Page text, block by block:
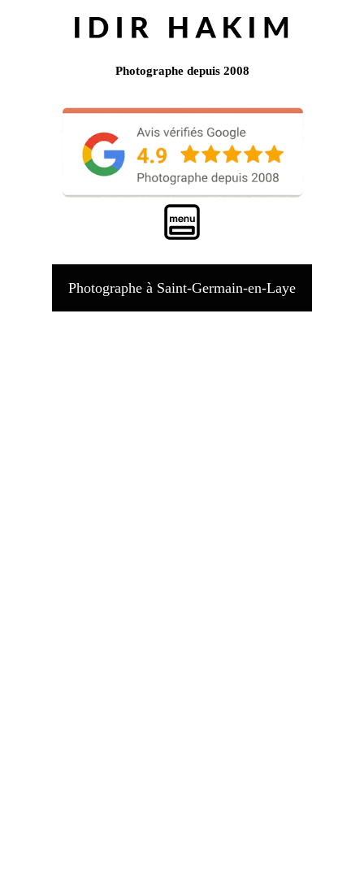
Photographe depuis 2008
Photographe à Saint-Germain-en-Laye